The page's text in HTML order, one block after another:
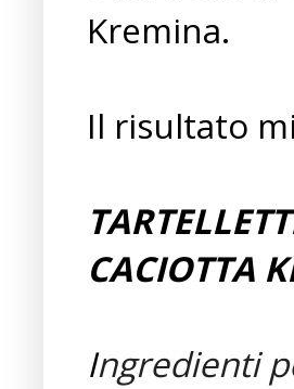
Kremina.
Il risultato
CACIOTTA
Ingredienti